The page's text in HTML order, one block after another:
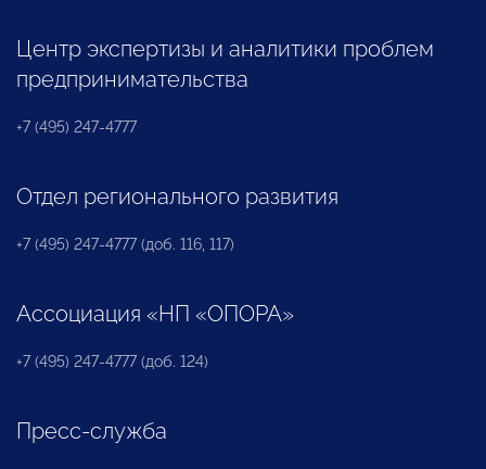
Центр экспертизы и аналитики проблем
предпринимательства
+7 (495) 247-4777
Отдел регионального развития
+7 (495) 247-4777 (доб. 116, 117)
Ассоциация «НП «ОПОРА»
+7 (495) 247-4777 (доб. 124)
Пресс-служба